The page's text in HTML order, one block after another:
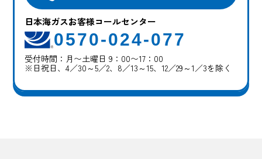
日本海ガスお客様コールセンター
0570-024-077
受付時間：月〜土曜日 9：00〜17：00
※日祝日、4／30～5／2、8／13～15、12／29～1／3を除く